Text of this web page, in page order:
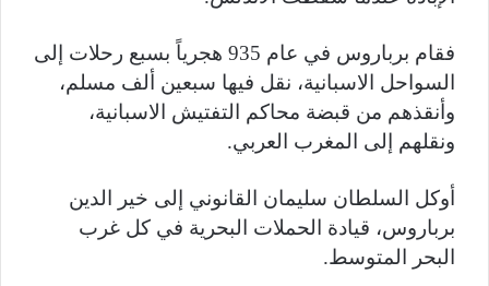
فقام برباروس في عام 935 هجرياً بسبع رحلات إلى
السواحل الاسبانية، نقل فيها سبعين ألف مسلم،
وأنقذهم من قبضة محاكم التفتيش الاسبانية،
ونقلهم إلى المغرب العربي.
أوكل السلطان سليمان القانوني إلى خير الدين
برباروس، قيادة الحملات البحرية في كل غرب
البحر المتوسط.